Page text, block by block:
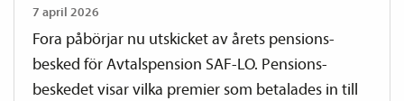
7 april 2026
Fora påbörjar nu utskicket av årets pensions­
besked för Avtals­pension SAF-LO. Pensions­
beskedet visar vilka premier som betalades in till